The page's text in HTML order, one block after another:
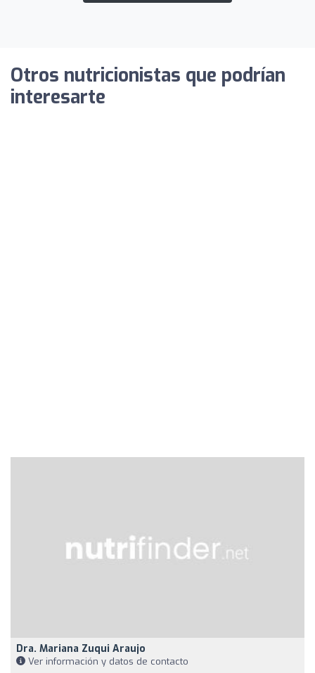
Otros nutricionistas que podrían
interesarte
Dra. Mariana Zuqui Araujo
Ver información y datos de contacto